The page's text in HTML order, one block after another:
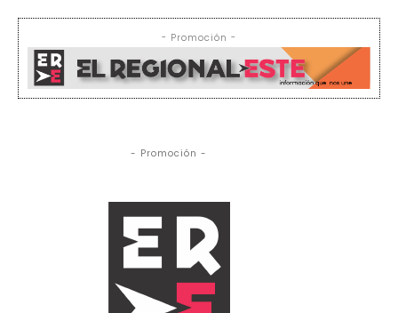
- Promoción -
- Promoción -